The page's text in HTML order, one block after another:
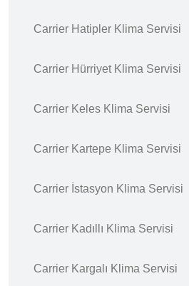
Carrier Hatipler Klima Servisi
Carrier Hürriyet Klima Servisi
Carrier Keles Klima Servisi
Carrier Kartepe Klima Servisi
Carrier İstasyon Klima Servisi
Carrier Kadıllı Klima Servisi
Carrier Kargalı Klima Servisi